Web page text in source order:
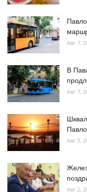
Авг 7,
В
Авг 7,
Авг 3,
Авг 2,